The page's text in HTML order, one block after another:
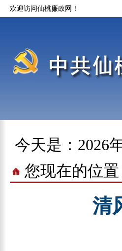
欢迎访问仙桃廉政网！
今天是： 2026
您现在的位置
清